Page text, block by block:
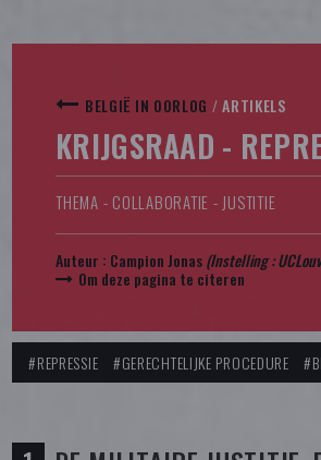
BELGIË IN OORLOG /ARTIKELS
KRIJGSRAAD -
THEMA - COLLABORATIE - JUSTITIE
Auteur : Campion Jonas(Instelling :
Om deze pagina te citeren
#REPRESSIE #GERECHTELIJKE PROCEDURE